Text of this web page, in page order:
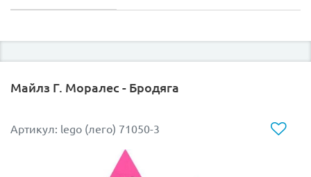
Майлз Г. Моралес - Бродяга
Артикул: lego (лего) 71050-3